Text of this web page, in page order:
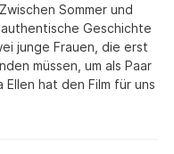
Sommer und
Geschichte
junge Frauen, die erst
müssen, um als Paar
hat den Film für uns